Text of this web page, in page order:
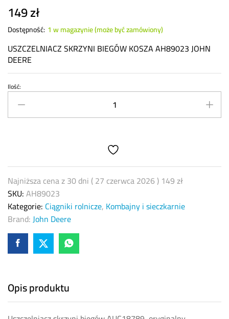
149zł
Dostępność: 1 w magazynie (może być zamówiony)
USZCZELNIACZ SKRZYNI BIEGÓW KOSZA AH89023 JOHN
DEERE
USZCZELNIACZ
SKRZYNI
BIEGÓW
DEERE
quantity
Ilość:
Najniższa cena z 30 dni (27 czerwca 2026) 149zł
SKU:AH89023
Kategorie: Ciągniki rolnicze, Kombajny i sieczkarnie
Brand:John Deere
Opis produktu